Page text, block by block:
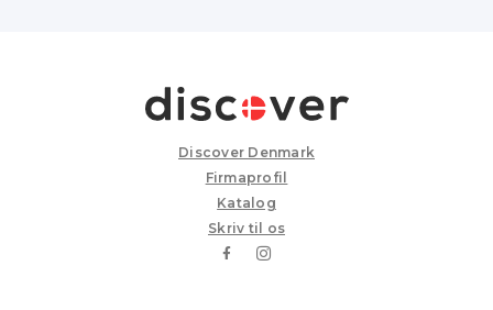
Discover Denmark
Firmaprofil
Katalog
Skriv til os